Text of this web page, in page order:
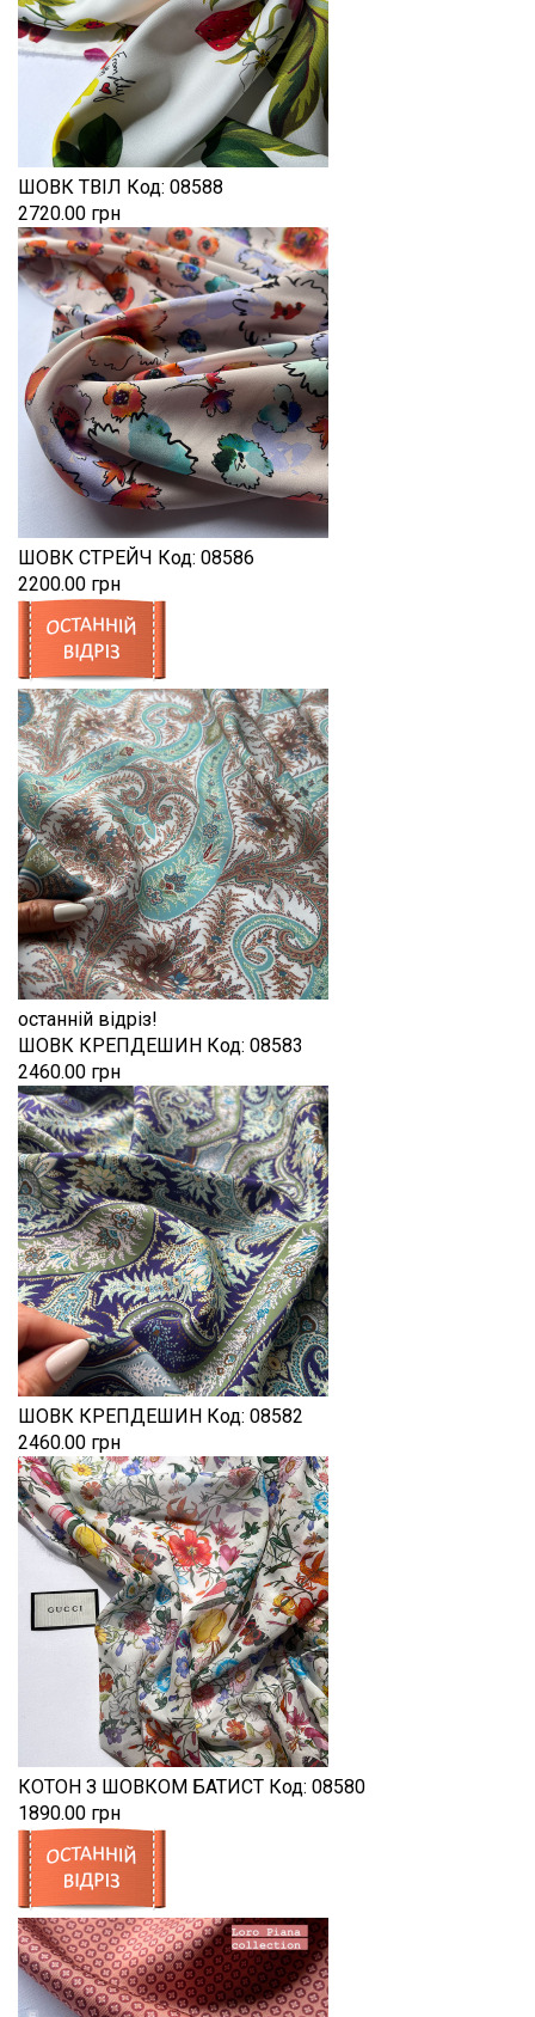
ШОВК ТВІЛ Код: 08588
2720.00 грн
ШОВК СТРЕЙЧ Код: 08586
2200.00 грн
останній відріз!
ШОВК КРЕПДЕШИН Код: 08583
2460.00 грн
ШОВК КРЕПДЕШИН Код: 08582
2460.00 грн
КОТОН З ШОВКОМ БАТИСТ Код: 08580
1890.00 грн